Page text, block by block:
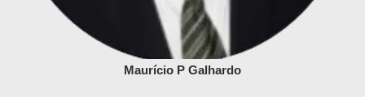
Maurício P Galhardo